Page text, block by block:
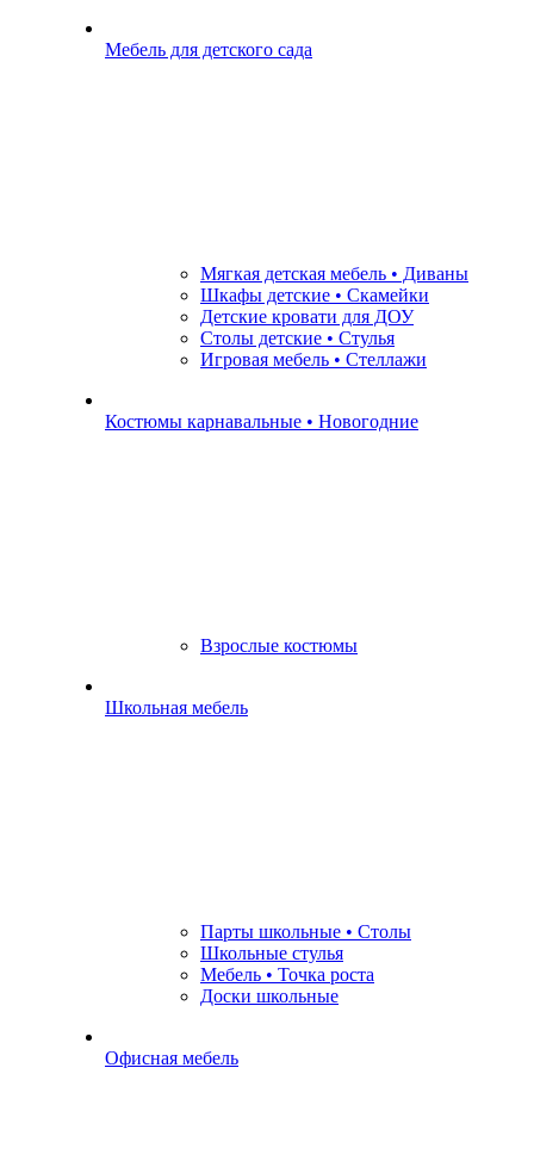
Мебель для детского сада
Мягкая детская мебель • Диваны
Шкафы детские • Скамейки
Детские кровати для ДОУ
Столы детские • Стулья
Игровая мебель • Стеллажи
Костюмы карнавальные • Новогодние
Взрослые костюмы
Школьная мебель
Парты школьные • Столы
Школьные стулья
Мебель • Точка роста
Доски школьные
Офисная мебель